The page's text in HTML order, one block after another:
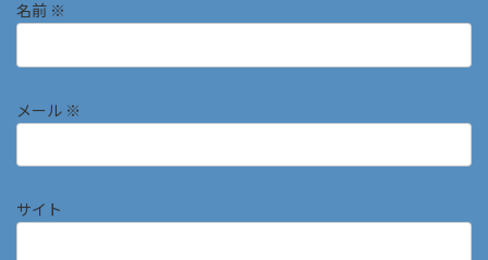
名前 ※
メール ※
サイト